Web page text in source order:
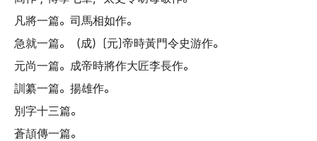
凡將一篇。 司馬相如作。
急就一篇。（成）〔元〕帝時黃門令史游作。
元尚一篇。 成帝時將作大匠李長作。
訓纂一篇。 揚雄作。
別字十三篇。
蒼頡傳一篇。